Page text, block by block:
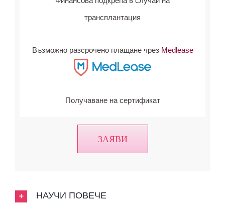
трансплантация
Възможно разсрочено плащане чрез Medlease
Получаване на сертификат
ЗАЯВИ
НАУЧИ ПОВЕЧЕ